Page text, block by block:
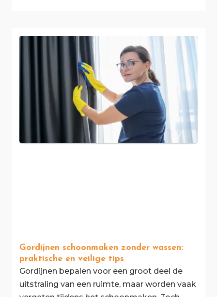
Gordijnen schoonmaken zonder wassen:
praktische en veilige tips
Gordijnen bepalen voor een groot deel de
uitstraling van een ruimte, maar worden vaak